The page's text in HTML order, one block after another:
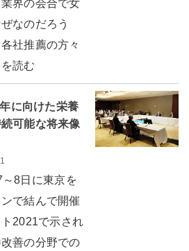
界の会合で女
なのだろう
社推薦の方々
読む
に向けた栄養
可能な将来像
8日に東京を
で結んで開催
2021で示され
善の分野での